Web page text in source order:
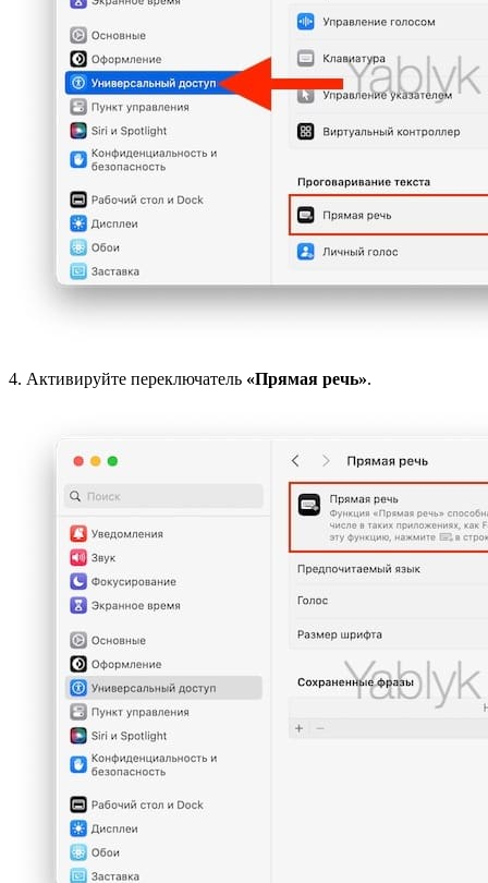
4. Активируйте переключатель «Прямая речь».